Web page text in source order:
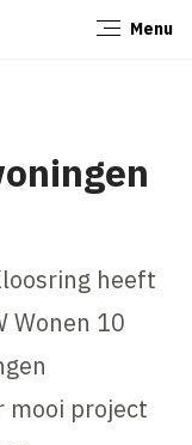
Menu
heeft
Wonen 10
mooi project
Sluiten